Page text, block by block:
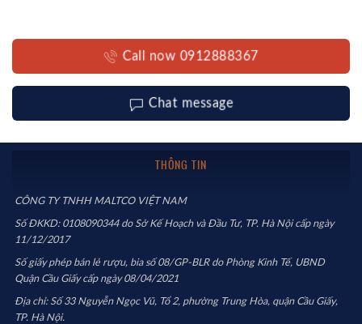
Call now 0912888367
Chat message
THÔNG TIN
CÔNG TY TNHH MALTCO VIỆT NAM
Số ĐKKD: 0108090344 do Sở Kế Hoạch và Đầu Tư, TP. Hà Nội cấp ngày
11/12/2017
Số giấy phép bán lẻ rượu, bia số 08/GP-BLR do Phòng Kinh Tế, UBND
Quận Cầu Giấy cấp ngày 08/04/2021
Địa chỉ: Số 33 Nguyễn Ngọc Vũ, Tổ 2, phường Trung Hòa, quận Cầu Giấy,
TP. Hà Nội.